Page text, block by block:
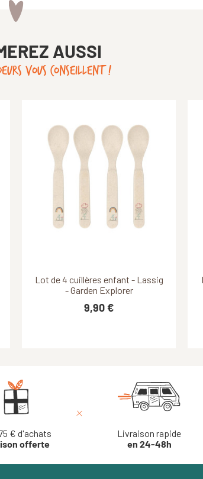
AUSSI
VOUS CONSEILLENT !
Lot de 4 cuillères enfant - Lassig
- Garden Explorer
9,90 €
€ d'achats
offerte
Livraison rapide
en 24-48h